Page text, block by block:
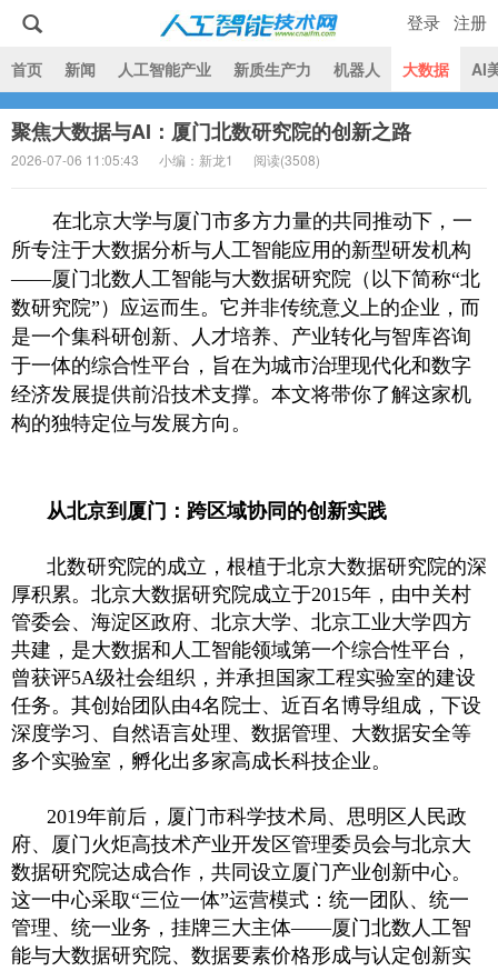
人工智能技术网
首页 新闻 人工智能产业 新质生产力 机器人 大数据 AI
登录 注册
聚焦大数据与AI：厦门北数研究院的创新之路
2026-07-06 11:05:43 小编：新龙1 阅读(3508)
在北京大学与厦门市多方力量的共同推动下，一
所专注于大数据分析与人工智能应用的新型研发机构
——厦门北数人工智能与大数据研究院（以下简称“北
数研究院”）应运而生。它并非传统意义上的企业，而
是一个集科研创新、人才培养、产业转化与智库咨询
于一体的综合性平台，旨在为城市治理现代化和数字
经济发展提供前沿技术支撑。本文将带你了解这家机
构的独特定位与发展方向。
从北京到厦门：跨区域协同的创新实践
北数研究院的成立，根植于北京大数据研究院的深
厚积累。北京大数据研究院成立于2015年，由中关村
管委会、海淀区政府、北京大学、北京工业大学四方
共建，是大数据和人工智能领域第一个综合性平台，
曾获评5A级社会组织，并承担国家工程实验室的建设
任务。其创始团队由4名院士、近百名博导组成，下设
深度学习、自然语言处理、数据管理、大数据安全等
多个实验室，孵化出多家高成长科技企业。
2019年前后，厦门市科学技术局、思明区人民政
府、厦门火炬高技术产业开发区管理委员会与北京大
数据研究院达成合作，共同设立厦门产业创新中心。
这一中心采取“三位一体”运营模式：统一团队、统一
管理、统一业务，挂牌三大主体——厦门北数人工智
能与大数据研究院、数据要素价格形成与认定创新实